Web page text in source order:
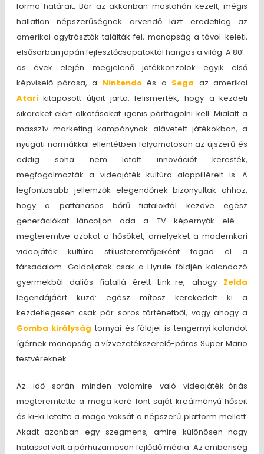
forma határait. Bár az akkoriban mostohán kezelt, mégis
hallatlan népszerűségnek örvendő lázt eredetileg az
amerikai agytrösztök találták fel, manapság a távol-keleti,
elsősorban japán fejlesztőcsapatoktól hangos a világ. A 80′-
as évek elején megjelenő játékkonzolok egyik első
képviselő-párosa, a Nintendoés a Sega az amerikai
Atarikitaposott útjait járta: felismerték, hogy a kezdeti
sikereket elért alkotásokat igenis pártfogolni kell. Mialatt a
masszív marketing kampánynak alávetett játékokban, a
nyugati normákkal ellentétben folyamatosan az újszerű és
eddig soha nem látott innovációt keresték,
megfogalmazták a videojáték kultúra alappilléreit is. A
legfontosabb jellemzők elegendőnek bizonyultak ahhoz,
hogy a pattanásos bőrű fiataloktól kezdve egész
generációkat láncoljon oda a TV képernyők elé –
megteremtve azokat a hősöket, amelyeket a modernkori
videojáték kultúra stílusteremtőjeiként fogad el a
társadalom. Goldoljatok csak a Hyrule földjén kalandozó
gyermekből daliás fiatallá érett Link-re, ahogy Zelda
legendájáért küzd: egész mítosz kerekedett ki a
kezdetlegesen csak pár soros történetből, vagy ahogy a
Gomba királyság tornyai és földjei is tengernyi kalandot
ígérnek manapság a vízvezetékszerelő-páros Super Mario
testvéreknek.
Az idő során minden valamire való videojáték-óriás
megteremtette a maga köré font saját kreálmányú hőseit
és ki-ki letette a maga voksát a népszerű platform mellett.
Akadt azonban egy szegmens, amire különösen nagy
hatással volt a párhuzamosan fejlődő média. Az emberiség